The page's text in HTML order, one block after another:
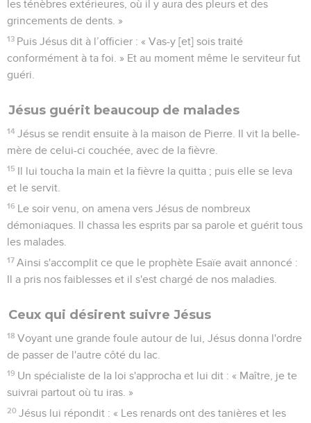
les ténèbres extérieures, où il y aura des pleurs et des
grincements de dents. »
13 Puis Jésus dit à l’officier : « Vas-y [et] sois traité
conformément à ta foi. » Et au moment même le serviteur fut
guéri.
Jésus guérit beaucoup de malades
14 Jésus se rendit ensuite à la maison de Pierre. Il vit la belle-
mère de celui-ci couchée, avec de la fièvre.
15 Il lui toucha la main et la fièvre la quitta ; puis elle se leva
et le servit.
16 Le soir venu, on amena vers Jésus de nombreux
démoniaques. Il chassa les esprits par sa parole et guérit tous
les malades.
17 Ainsi s'accomplit ce que le prophète Esaïe avait annoncé :
Il a pris nos faiblesses et il s'est chargé de nos maladies.
Ceux qui désirent suivre Jésus
18 Voyant une grande foule autour de lui, Jésus donna l'ordre
de passer de l'autre côté du lac.
19 Un spécialiste de la loi s'approcha et lui dit : « Maître, je te
suivrai partout où tu iras. »
20 Jésus lui répondit : « Les renards ont des tanières et les